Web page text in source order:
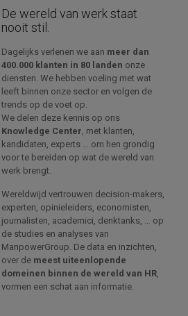
De wereld van werk staat
nooit stil.
Dagelijks verlenen we aan meer dan
400.000 klanten in 80 landen onze
diensten. We hebben voeling met wat
leeft binnen onze sector en volgen de
trends op de voet op.
We delen deze kennis op ons
Knowledge Center, met klanten,
kandidaten, experts … om hen grondig
voor te bereiden op wat de wereld van
werk brengt.
Wereldwijd vertrouwen decision-makers,
experten, opinieleiders, economisten,
journalisten, academici, denktanks, … op
de studies en analyses van
ManpowerGroup. De data en inzichten,
over de meest uiteenlopende
domeinen binnen de wereld van HR,
vormen een schat aan informatie.